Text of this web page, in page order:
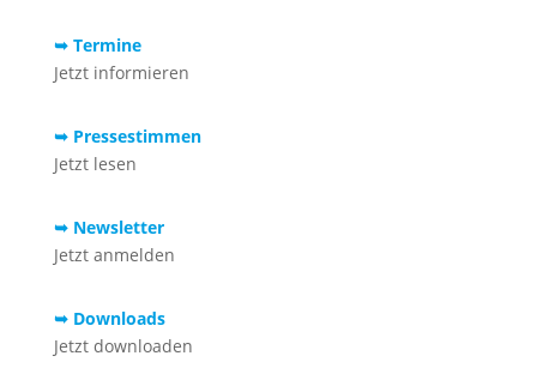
➥ Termine
Jetzt informieren
➥ Pressestimmen
Jetzt lesen
➥ Newsletter
Jetzt anmelden
➥ Downloads
Jetzt downloaden